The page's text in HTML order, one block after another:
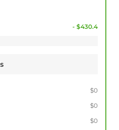
- $430.4
$0
$0
$0